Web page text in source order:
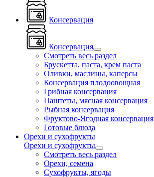
Консервация
Консервация
Смотреть весь раздел
Брускетта, паста, крем паста
Оливки, маслины, каперсы
Консервация плодоовощная
Грибная консервация
Паштеты, мясная консервация
Рыбная консервация
Фруктово-Ягодная консервация
Готовые блюда
Орехи и сухофрукты
Орехи и сухофрукты
Смотреть весь раздел
Орехи, семена
Сухофрукты, ягоды